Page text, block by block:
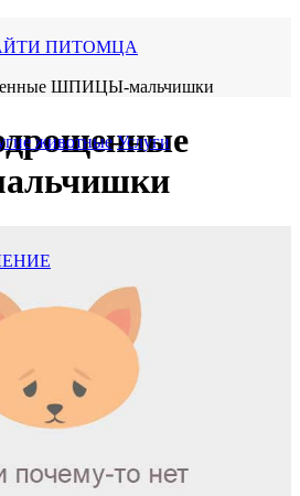
ПИТОМЦА
животные Услуги
ШПИЦЫ-мальчишки